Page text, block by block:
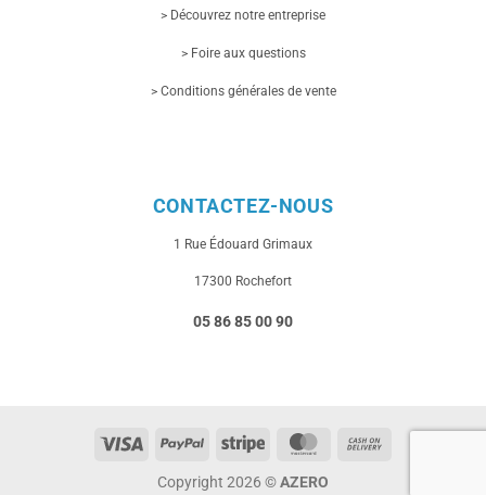
> Découvrez notre entreprise
> Foire aux questions
> Conditions générales de vente
CONTACTEZ-NOUS
1 Rue Édouard Grimaux
17300 Rochefort
05 86 85 00 90
Visa PayPal Stripe MasterCard
Copyright 2026 ©AZERO